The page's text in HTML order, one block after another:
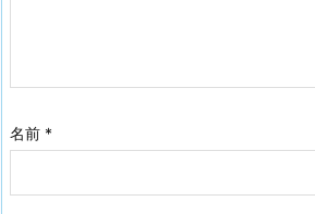
名前 *